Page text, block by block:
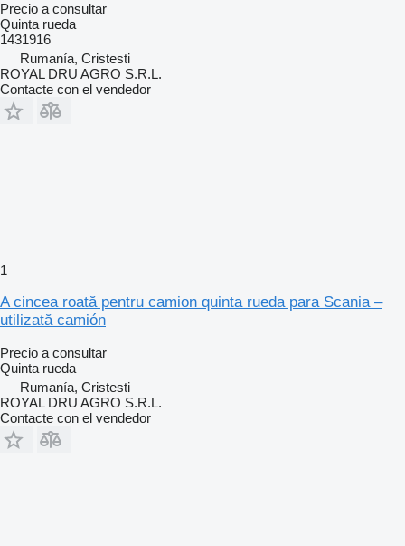
Precio a consultar
Quinta rueda
1431916
Rumanía, Cristesti
ROYAL DRU AGRO S.R.L.
Contacte con el vendedor
1
A cincea roată pentru camion quinta rueda para Scania –
utilizată camión
Precio a consultar
Quinta rueda
Rumanía, Cristesti
ROYAL DRU AGRO S.R.L.
Contacte con el vendedor